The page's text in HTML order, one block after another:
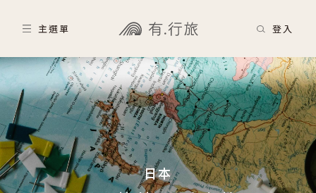
主選單 登入
日本